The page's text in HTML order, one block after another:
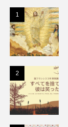
1
2